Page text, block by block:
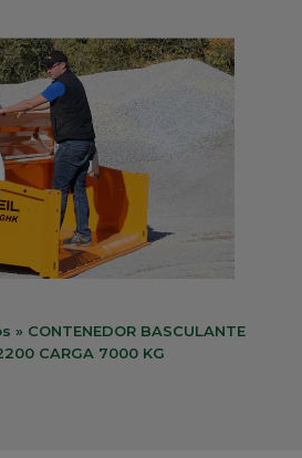
» CONTENEDOR BASCULANTE
CARGA 7000 KG